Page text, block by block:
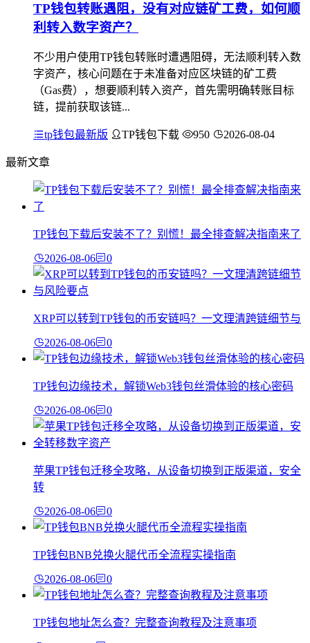
TP钱包转账遇阻，没有对应链矿工费，如何顺
利转入数字资产？
不少用户使用TP钱包转账时遭遇阻碍，无法顺利转入数
字资产，核心问题在于未准备对应区块链的矿工费
（Gas费），想要顺利转入资产，首先需明确转账目标
链，提前获取该链...
tp钱包最新版 TP钱包下载 950 2026-08-04
最新文章
TP钱包下载后安装不了？别慌！最全排查解决指南来了
2026-08-06 0
XRP可以转到TP钱包的币安链吗？一文理清跨链细节与
2026-08-06 0
TP钱包边缘技术，解锁Web3钱包丝滑体验的核心密码
2026-08-06 0
苹果TP钱包迁移全攻略，从设备切换到正版渠道，安全
转
2026-08-06 0
TP钱包BNB兑换火腿代币全流程实操指南
2026-08-06 0
TP钱包地址怎么查？完整查询教程及注意事项